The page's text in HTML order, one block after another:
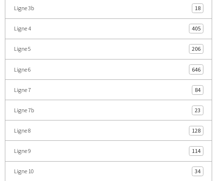
Ligne 3b 18
Ligne 4 405
Ligne 5 206
Ligne 6 646
Ligne 7 84
Ligne 7b 23
Ligne 8 128
Ligne 9 114
Ligne 10 34